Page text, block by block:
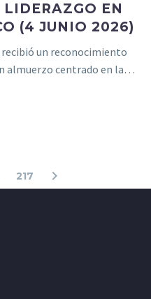
EN
(4 JUNIO 2026)
recibió un reconocimiento
almuerzo centrado en la…
217